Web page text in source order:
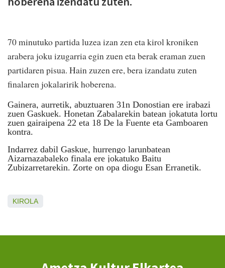
70 minutuko partida luzea izan zen eta kirol kroniken
arabera joku izugarria egin zuen eta berak eraman zuen
partidaren pisua. Hain zuzen ere, bera izandatu zuten
finalaren jokalaririk hoberena.
Gainera, aurretik, abuztuaren 31n Donostian ere irabazi
zuen Gaskuek. Honetan Zabalarekin batean jokatuta lortu
zuen gairaipena 22 eta 18 De la Fuente eta Gamboaren
kontra.
Indarrez dabil Gaskue, hurrengo larunbatean
Aizarnazabaleko finala ere jokatuko Baitu
Zubizarretarekin. Zorte on opa diogu Esan Erranetik.
KIROLA